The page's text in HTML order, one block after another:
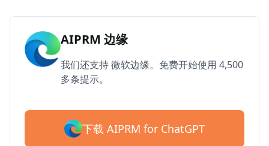
AIPRM 边缘
我们还支持 微软边缘。免费开始使用 4,500
多条提示。
下载 AIPRM for ChatGPT